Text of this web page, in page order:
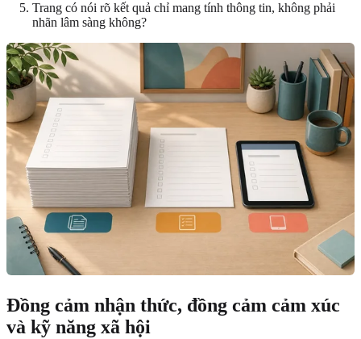
Trang có nói rõ kết quả chỉ mang tính thông tin, không phải
nhãn lâm sàng không?
Đồng cảm nhận thức, đồng cảm cảm xúc
và kỹ năng xã hội